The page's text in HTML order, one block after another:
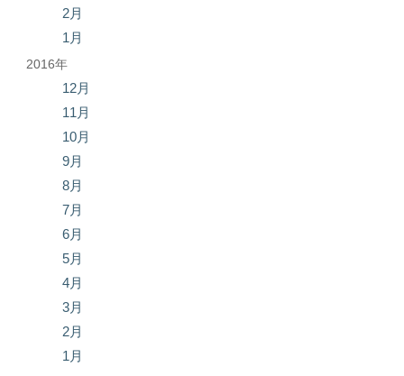
2月
1月
2016年
12月
11月
10月
9月
8月
7月
6月
5月
4月
3月
2月
1月